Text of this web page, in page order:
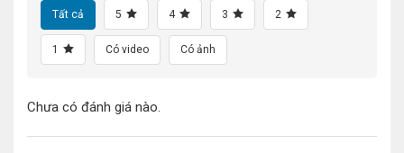
Tất cả 5 4 3 2
1 Có video Có ảnh
Chưa có đánh giá nào.